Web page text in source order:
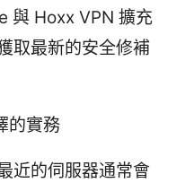
與 Hoxx VPN 擴充
取最新的安全修補
的實務
近的伺服器通常會